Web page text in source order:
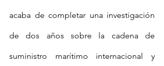
acaba de completar una investigación
de dos años sobre la cadena de
suministro marítimo internacional y